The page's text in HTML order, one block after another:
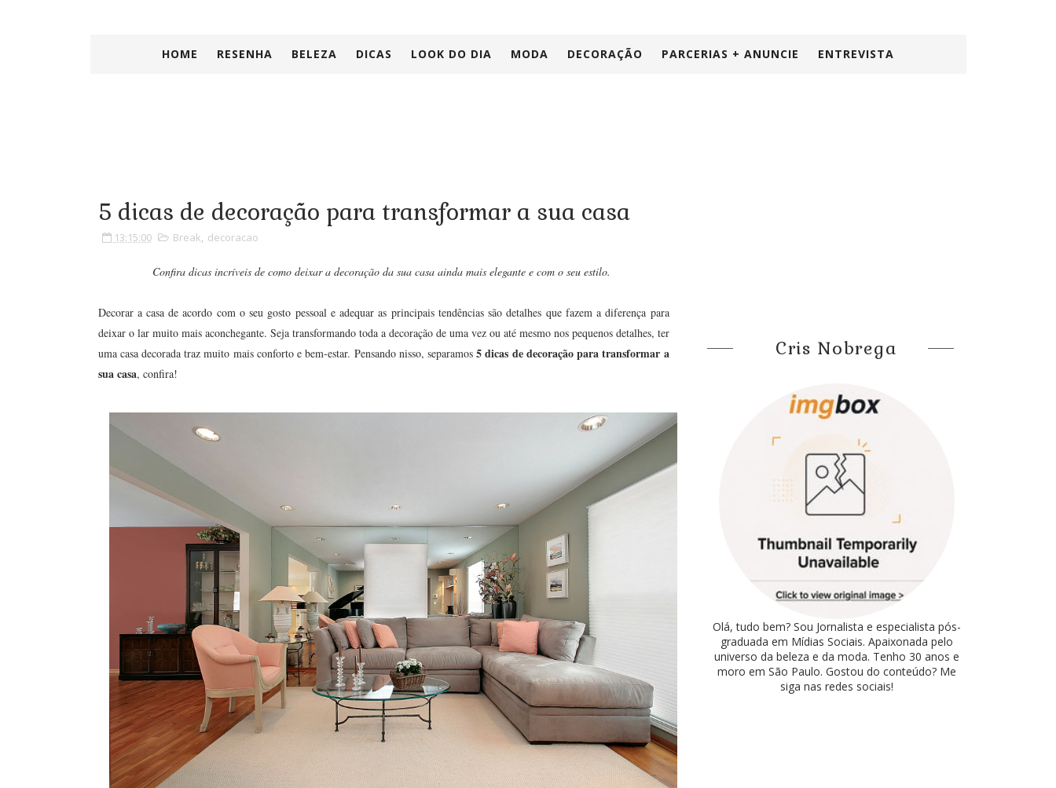
HOME RESENHA BELEZA DICAS LOOK DO DIA MODA DECORAÇÃO PARCERIAS + ANUNCIE ENTREVISTA
5 dicas de decoração para transformar a sua casa
13:15:00 Break, decoracao
Confira dicas incríveis de como deixar a decoração da sua casa ainda mais elegante e com o seu estilo.
Decorar a casa de acordo com o seu gosto pessoal e adequar as principais tendências são detalhes que fazem a diferença para
deixar o lar muito mais aconchegante. Seja transformando toda a decoração de uma vez ou até mesmo nos pequenos detalhes, ter
uma casa decorada traz muito mais conforto e bem-estar. Pensando nisso, separamos5 dicas de decoração para transformar a
sua casa, confira!
Cris Nobrega
Olá, tudo bem? Sou Jornalista e especialista pós-
graduada em Mídias Sociais. Apaixonada pelo
universo da beleza e da moda. Tenho 30 anos e
moro em São Paulo. Gostou do conteúdo? Me
siga nas redes sociais!